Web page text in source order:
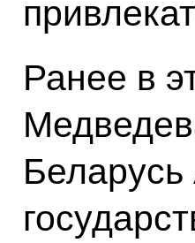
Ранее в